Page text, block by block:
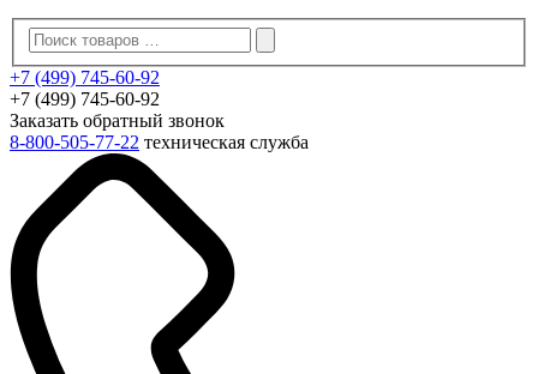
+7 (499) 745-60-92
+7 (499) 745-60-92
Заказать обратный звонок
8-800-505-77-22 техническая служба